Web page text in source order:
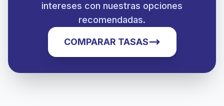
intereses con nuestras opciones
recomendadas.
COMPARAR TASAS